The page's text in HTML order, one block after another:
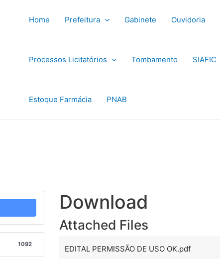
Home Prefeitura Gabinete Ouvidoria
Processos Licitatórios Tombamento SIAFIC
Estoque Farmácia PNAB
1092
Download
Attached Files
EDITAL PERMISSÃO DE USO OK.pdf